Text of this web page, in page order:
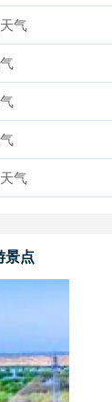
气
气
景点